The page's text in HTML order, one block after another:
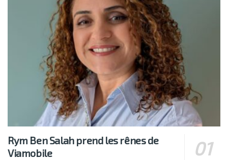
Rym Ben Salah prend les rênes de
Viamobile